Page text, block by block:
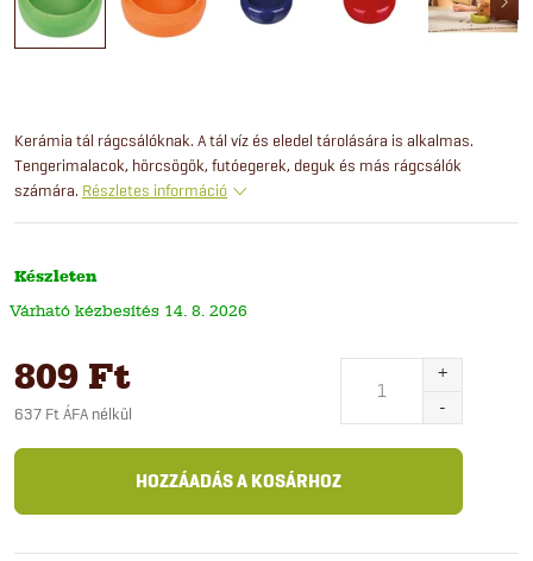
Kerámia tál rágcsálóknak. A tál víz és eledel tárolására is alkalmas.
Tengerimalacok, hörcsögök, futóegerek, deguk és más rágcsálók
számára. Részletes információ
Készleten
14. 8. 2026
809 Ft
637 Ft ÁFA nélkül
HOZZÁADÁS A KOSÁRHOZ